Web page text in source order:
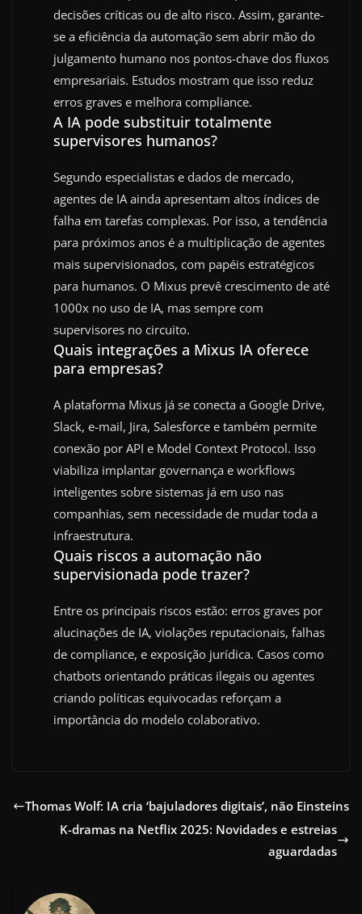
decisões críticas ou de alto risco. Assim, garante-
se a eficiência da automação sem abrir mão do
julgamento humano nos pontos-chave dos fluxos
empresariais. Estudos mostram que isso reduz
erros graves e melhora compliance.
A IA pode substituir totalmente
supervisores humanos?
Segundo especialistas e dados de mercado,
agentes de IA ainda apresentam altos índices de
falha em tarefas complexas. Por isso, a tendência
para próximos anos é a multiplicação de agentes
mais supervisionados, com papéis estratégicos
para humanos. O Mixus prevê crescimento de até
1000x no uso de IA, mas sempre com
supervisores no circuito.
Quais integrações a Mixus IA oferece
para empresas?
A plataforma Mixus já se conecta a Google Drive,
Slack, e-mail, Jira, Salesforce e também permite
conexão por API e Model Context Protocol. Isso
viabiliza implantar governança e workflows
inteligentes sobre sistemas já em uso nas
companhias, sem necessidade de mudar toda a
infraestrutura.
Quais riscos a automação não
supervisionada pode trazer?
Entre os principais riscos estão: erros graves por
alucinações de IA, violações reputacionais, falhas
de compliance, e exposição jurídica. Casos como
chatbots orientando práticas ilegais ou agentes
criando políticas equivocadas reforçam a
importância do modelo colaborativo.
Thomas Wolf: IA cria ‘bajuladores digitais’, não Einsteins
K-dramas na Netflix 2025: Novidades e estreias
aguardadas